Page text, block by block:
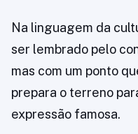
Na linguagem da
ser lembrado pelo
mas com um ponto
prepara o terreno
expressão famosa.